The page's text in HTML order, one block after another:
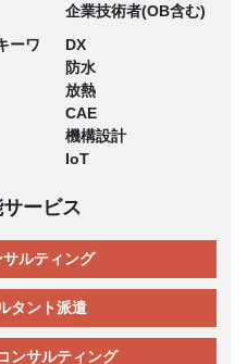
企業技術者(OB含む)
ーワ
DX
防水
放熱
CAE
機構設計
IoT
ービス
ルティング
タント派遣
ンサルティング